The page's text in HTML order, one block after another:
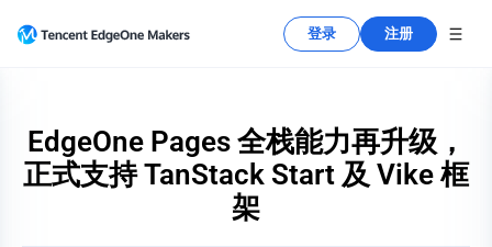
登录 注册
EdgeOne Pages 全栈能力再升级，
正式支持 TanStack Start 及 Vike 框
架